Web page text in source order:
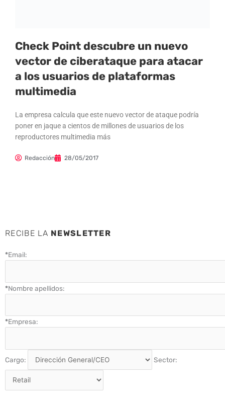
Check Point descubre un nuevo
vector de ciberataque para atacar
a los usuarios de plataformas
multimedia
La empresa calcula que este nuevo vector de ataque podría
poner en jaque a cientos de millones de usuarios de los
reproductores multimedia más
Redacción 28/05/2017
RECIBE LA NEWSLETTER
*Email:
*Nombre apellidos:
*Empresa:
Cargo: Sector: